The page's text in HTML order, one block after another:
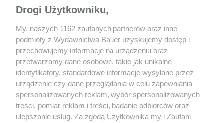
Porsche 959: po odpowiednich modyfikacjach
zwyciężyło w Rajdzie Paryż-Dakar w roku 1986.
Stacyjka po lewej
Drogi Użytkowniku,
My, naszych 1162 zaufanych partnerów oraz inne
podmioty z Wydawnictwa Bauer uzyskujemy dostęp i
przechowujemy informacje na urządzeniu oraz
przetwarzamy dane osobowe, takie jak unikalne
identyfikatory, standardowe informacje wysyłane przez
urządzenie czy dane przeglądania w celu zapewniania
spersonalizowanych reklam, wybór spersonalizowanych
treści, pomiar reklam i treści, badanie odbiorców oraz
ulepszanie usług. Za zgodą Użytkownika my i Zaufani